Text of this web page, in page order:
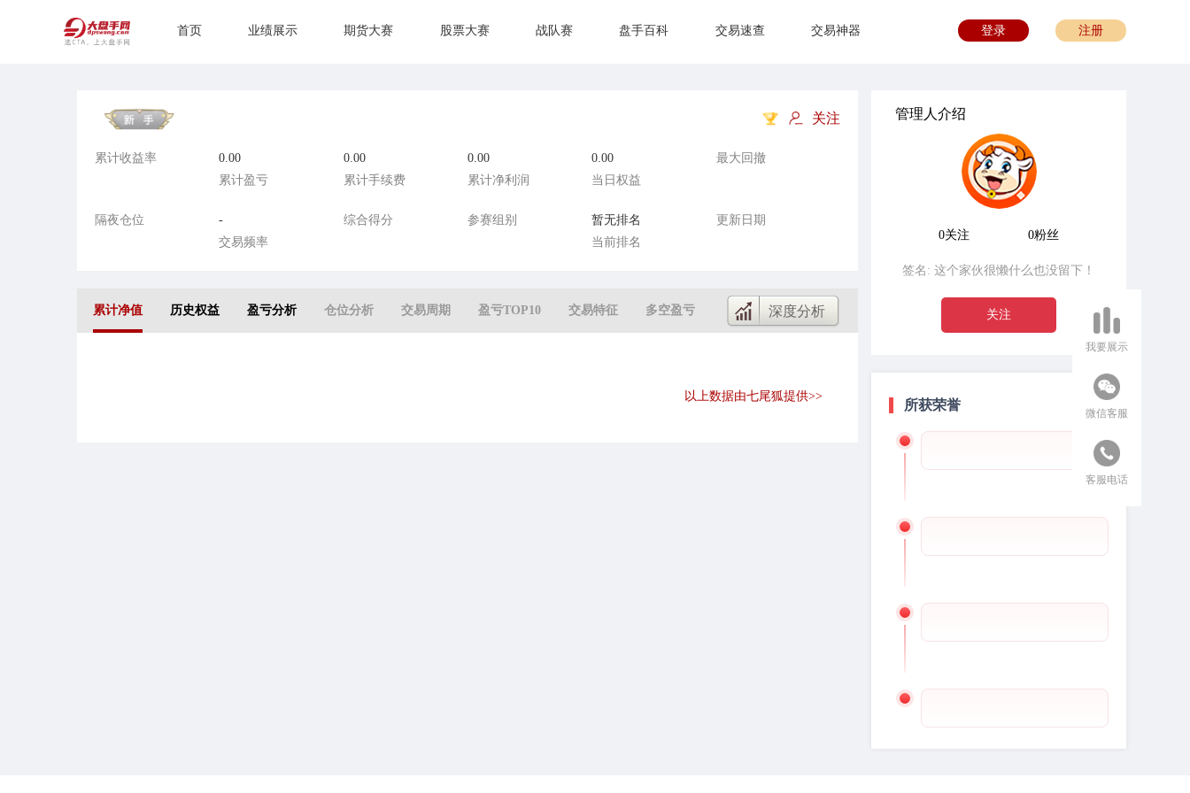
首页 业绩展示 期货大赛 股票大赛 战队赛 盘手百科 交易速查 交易神器 登录 注册
关注
累计收益率
0.00
累计盈亏
0.00
累计手续费
0.00
累计净利润
0.00
当日权益
最大回撤
隔夜仓位
-
交易频率
综合得分 参赛组别
暂无排名
当前排名
更新日期
累计净值 历史权益 盈亏分析 仓位分析 交易周期 盈亏TOP10 交易特征 多空盈亏 深度分析
以上数据由七尾狐提供>>
管理人介绍
0关注 0粉丝
签名: 这个家伙很懒什么也没留下！
关注
所获荣誉
我要展示
微信客服
客服电话